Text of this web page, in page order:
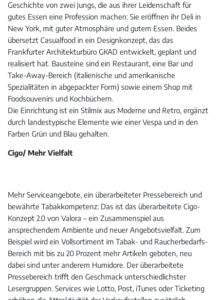
Geschichte von zwei Jungs, die aus ihrer Leidenschaft für
gutes Essen eine Profession machen: Sie eröffnen ihr Deli in
New York, mit guter Atmosphäre und gutem Essen. Beides
übersetzt Casualfood in ein Designkonzept, das das
Frankfurter Architekturbüro GKAD entwickelt, geplant und
realisiert hat. Bausteine sind ein Restaurant, eine Bar und
Take-Away-Bereich (italienische und amerikanische
Spezialitäten in abgepackter Form) sowie einem Shop mit
Foodsouvenirs und Kochbüchern.
Die Einrichtung ist ein Stilmix aus Moderne und Retro, ergänzt
durch landestypische Elemente wie einer Vespa und in den
Farben Grün und Blau gehalten.
Cigo/ Mehr Vielfalt
Mehr Serviceangebote, ein überarbeiteter Pressebereich und
bewährte Tabakkompetenz: Das ist das überarbeitete Cigo-
Konzept 2.0 von Valora – ein Zusammenspiel aus
ansprechendem Ambiente und neuer Angebotsvielfalt. Zum
Beispiel wird ein Vollsortiment im Tabak- und Raucherbedarfs-
Bereich mit bis zu 20 Prozent mehr Artikeln geboten, neu
dabei sind unter anderem Humidore. Der überarbeitete
Pressebereich trifft den Geschmack unterschiedlichster
Lesergruppen. Services wie Lotto, Post, iTunes oder Ticketing